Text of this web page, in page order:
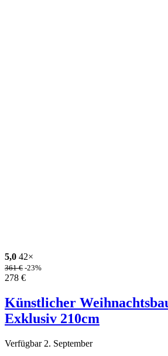
5,0 42×
361€ -23%
278 €
Künstlicher
Exklusiv 210cm
Verfügbar 2. September